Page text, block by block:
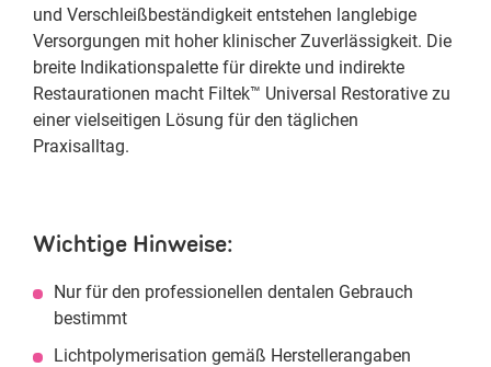
und Verschleißbeständigkeit entstehen langlebige
Versorgungen mit hoher klinischer Zuverlässigkeit. Die
breite Indikationspalette für direkte und indirekte
Restaurationen macht Filtek™ Universal Restorative zu
einer vielseitigen Lösung für den täglichen
Praxisalltag.
Wichtige Hinweise:
Nur für den professionellen dentalen Gebrauch
bestimmt
Lichtpolymerisation gemäß Herstellerangaben